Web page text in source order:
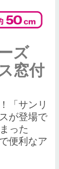
ズ
窓付
「サンリ
が登場で
った
便利なア